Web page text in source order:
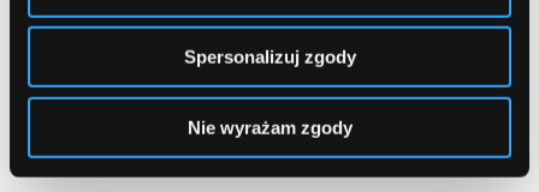
Spersonalizuj zgody
Nie wyrażam zgody
Archiwa
czerwiec 2026